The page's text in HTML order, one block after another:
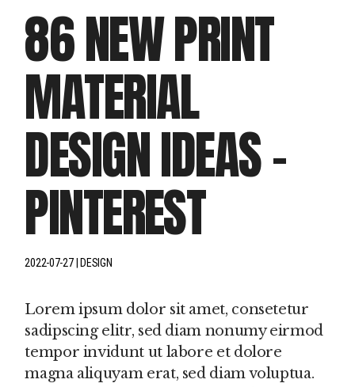
86 NEW PRINT
MATERIAL
DESIGN IDEAS –
PINTEREST
2022-07-27 DESIGN
Lorem ipsum dolor sit amet, consetetur
sadipscing elitr, sed diam nonumy eirmod
tempor invidunt ut labore et dolore
magna aliquyam erat, sed diam voluptua.